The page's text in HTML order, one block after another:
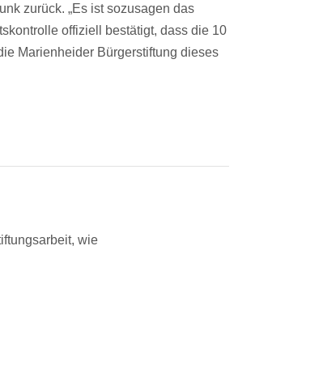
zurück. „Es ist sozusagen das
offiziell bestätigt, dass die 10
Marienheider Bürgerstiftung dieses
wie